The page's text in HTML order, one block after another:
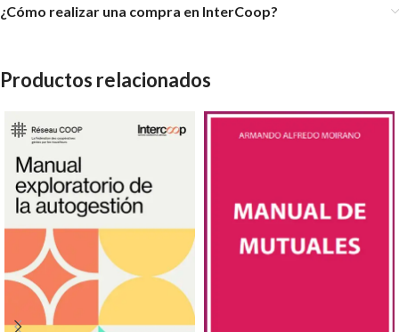
¿Cómo realizar una compra en InterCoop?
Productos relacionados